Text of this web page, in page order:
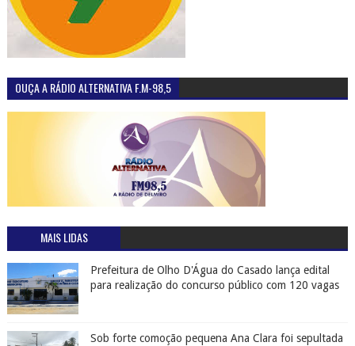
OUÇA A RÁDIO ALTERNATIVA F.M-98,5
MAIS LIDAS
Prefeitura de Olho D'Água do Casado lança edital
para realização do concurso público com 120 vagas
Sob forte comoção pequena Ana Clara foi sepultada